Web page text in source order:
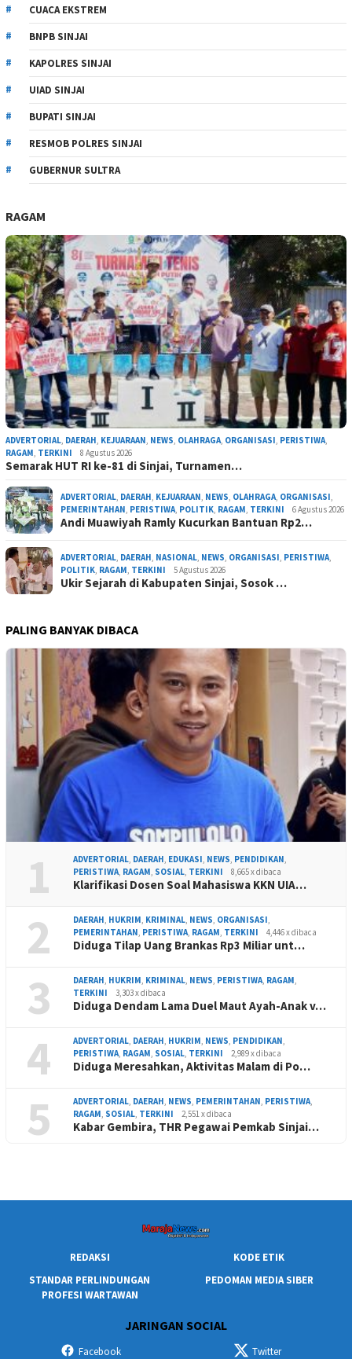
CUACA EKSTREM
BNPB SINJAI
KAPOLRES SINJAI
UIAD SINJAI
BUPATI SINJAI
RESMOB POLRES SINJAI
GUBERNUR SULTRA
RAGAM
ADVERTORIAL, DAERAH, KEJUARAAN, NEWS, OLAHRAGA, ORGANISASI, PERISTIWA,
RAGAM, TERKINI 8 Agustus 2026
Semarak HUT RI ke-81 di Sinjai, Turnamen…
ADVERTORIAL, DAERAH, KEJUARAAN, NEWS, OLAHRAGA, ORGANISASI,
PEMERINTAHAN, PERISTIWA, POLITIK, RAGAM, TERKINI 6 Agustus 2026
Andi Muawiyah Ramly Kucurkan Bantuan Rp2…
ADVERTORIAL, DAERAH, NASIONAL, NEWS, ORGANISASI, PERISTIWA,
POLITIK, RAGAM, TERKINI 5 Agustus 2026
Ukir Sejarah di Kabupaten Sinjai, Sosok …
PALING BANYAK DIBACA
1 ADVERTORIAL DAERAH EDUKASI NEWS PENDIDIKAN
PERISTIWA RAGAM SOSIAL TERKINI 8,665 x dibaca
Klarifikasi Dosen Soal Mahasiswa KKN UIA…
2 DAERAH HUKRIM KRIMINAL NEWS ORGANISASI
PEMERINTAHAN PERISTIWA RAGAM TERKINI 4,446 x dibaca
Diduga Tilap Uang Brankas Rp3 Miliar unt…
3 DAERAH HUKRIM KRIMINAL NEWS PERISTIWA RAGAM
TERKINI
3,303 x dibaca
Diduga Dendam Lama Duel Maut Ayah-Anak v…
4 ADVERTORIAL DAERAH HUKRIM NEWS PENDIDIKAN
PERISTIWA RAGAM SOSIAL TERKINI 2,989 x dibaca
Diduga Meresahkan, Aktivitas Malam di Po…
5 ADVERTORIAL DAERAH NEWS PEMERINTAHAN PERISTIWA
RAGAM SOSIAL TERKINI 2,551 x dibaca
Kabar Gembira, THR Pegawai Pemkab Sinjai…
REDAKSI
KODE ETIK
STANDAR PERLINDUNGAN
PROFESI WARTAWAN
PEDOMAN MEDIA SIBER
JARINGAN SOCIAL
Facebook Twitter